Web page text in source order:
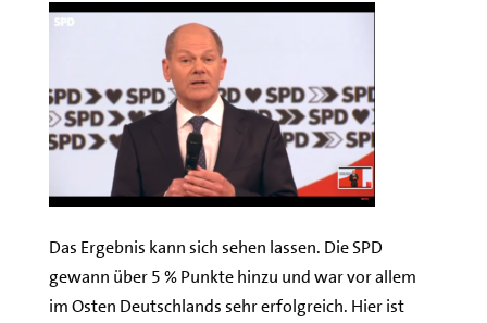
Das Ergebnis kann sich sehen lassen. Die SPD
gewann über 5 % Punkte hinzu und war vor allem
im Osten Deutschlands sehr erfolgreich. Hier ist